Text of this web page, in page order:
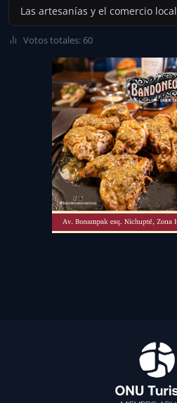
Las artesanías y el comercio local
Votos totales: 60